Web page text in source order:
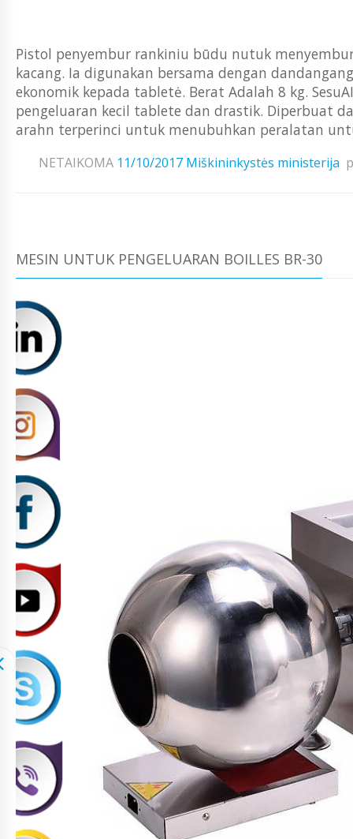
Pistol penyembur rankiniu būdu nutuk
kacang. Ia digunakan bersama dengan
ekonomik kepada tabletė. Berat Adalah 8 kg.
pengeluaran kecil tablete dan drastik. Diperbuat
arahn terperinci untuk menubuhkan peralatan
NETAIKOMA 11/10/2017 Miškininkystės ministerija
MESIN UNTUK PENGELUARAN BOILLES BR-30